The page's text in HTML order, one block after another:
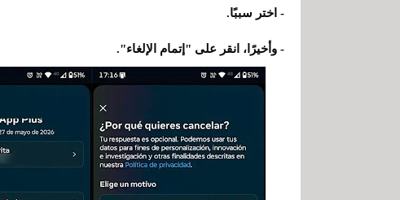
- اختر سببًا.
- وأخيرًا، انقر على "إتمام الإلغاء".